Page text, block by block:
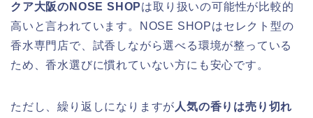
クア大阪のNOSE SHOPは取り扱いの可能性が比較的
高いと言われています。NOSE SHOPはセレクト型の
香水専門店で、試香しながら選べる環境が整っている
ため、香水選びに慣れていない方にも安心です。
ただし、繰り返しになりますが人気の香りは売り切れ